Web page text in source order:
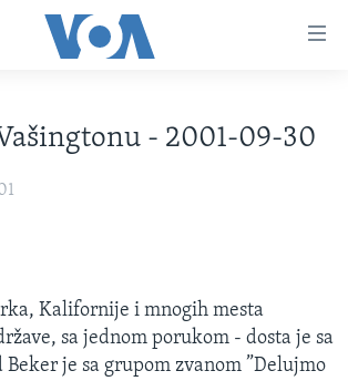
- 2001-09-30
Kalifornije i mnogih mesta
sa jednom porukom - dosta je sa
je sa grupom zvanom ”Delujmo